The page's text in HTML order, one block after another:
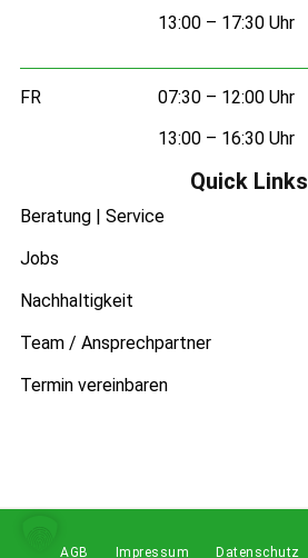
Quick Links
Beratung | Service
Jobs
Nachhaltigkeit
Team / Ansprechpartner
Termin vereinbaren
13:00 – 17:30 Uhr
FR
07:30 – 12:00 Uhr
13:00 – 16:30 Uhr
AGB Impressum Datenschutz